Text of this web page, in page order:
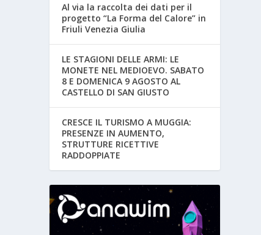
Al via la raccolta dei dati per il
progetto “La Forma del Calore” in
Friuli Venezia Giulia
LE STAGIONI DELLE ARMI: LE
MONETE NEL MEDIOEVO. SABATO
8 E DOMENICA 9 AGOSTO AL
CASTELLO DI SAN GIUSTO
CRESCE IL TURISMO A MUGGIA:
PRESENZE IN AUMENTO,
STRUTTURE RICETTIVE
RADDOPPIATE